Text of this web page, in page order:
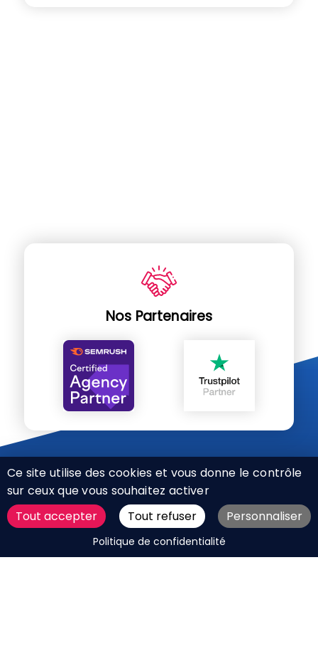
DEMANDER UN DEVIS
Nos Partenaires
CHARTE RÉSEAUX SOCIAUX
MENTIONS LÉGALES
Ce site utilise des cookies et vous donne le contrôle
sur ceux que vous souhaitez activer
Tout accepter
Tout refuser Personnaliser
Politique de confidentialité